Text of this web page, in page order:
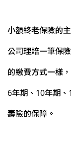
小額終老保險的
公司理賠一筆保
的繳費方式一樣
6年期、10年期
壽險的保障。